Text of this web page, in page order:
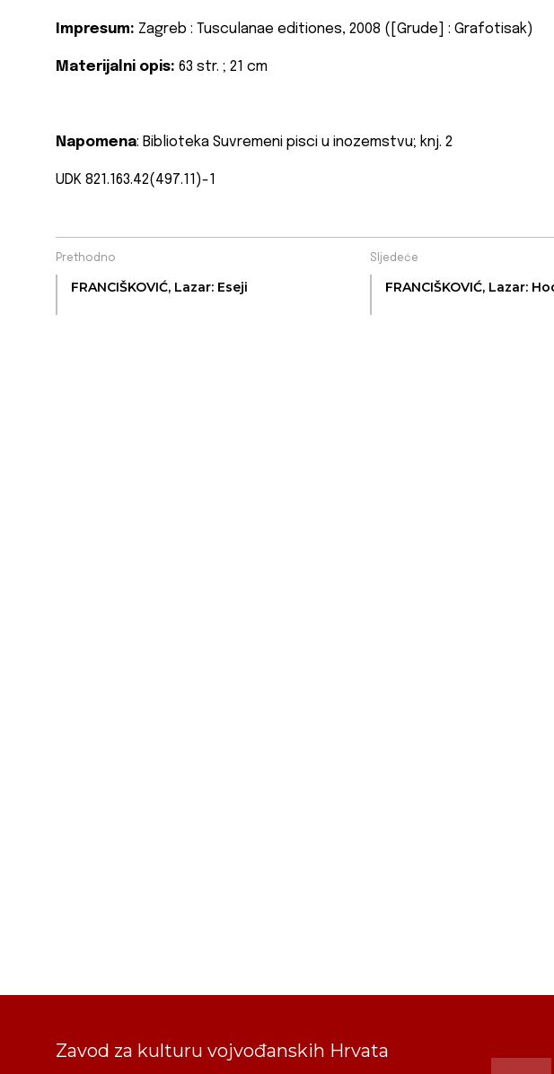
Impresum: Zagreb : Tusculanae editiones, 2008 ([Grude] : Grafotisak)
Materijalni opis: 63 str. ; 21 cm
Napomena: Biblioteka Suvremeni pisci u inozemstvu; knj. 2
UDK 821.163.42(497.11)-1
Prethodno
FRANCIŠKOVIĆ, Lazar: Eseji
Sljedeće
FRANCIŠKOVIĆ, Lazar:
Zavod za kulturu vojvođanskih Hrvata